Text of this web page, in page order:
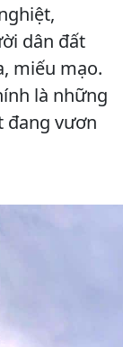
dân đất
miếu mạo.
là những
đang vươn